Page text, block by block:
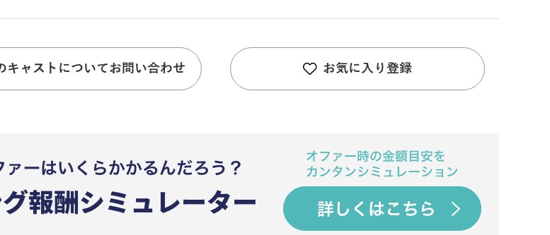
キャストについてお問い合わせ お気に入り登録